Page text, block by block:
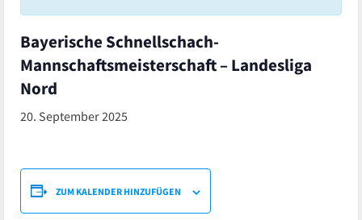
Bayerische Schnellschach-
Mannschaftsmeisterschaft – Landesliga
Nord
20. September 2025
ZUM KALENDER HINZUFÜGEN